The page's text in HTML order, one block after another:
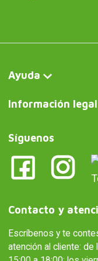
Ayuda
Información legal
Síguenos
Contacto y
Escríbenos y te
atención al cliente: de